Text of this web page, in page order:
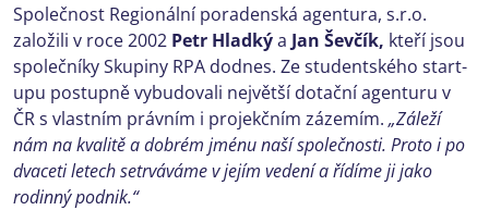
Společnost Regionální poradenská agentura, s.r.o.
založili v roce 2002 Petr Hladkýa Jan Ševčík, kteří jsou
společníky Skupiny RPA dodnes. Ze studentského start-
upu postupně vybudovali největší dotační agenturu v
ČR s vlastním právním i projekčním zázemím. „Záleží
nám na kvalitě a dobrém jménu naší společnosti. Proto i po
dvaceti letech setrváváme v jejím vedení a řídíme ji jako
rodinný podnik.“